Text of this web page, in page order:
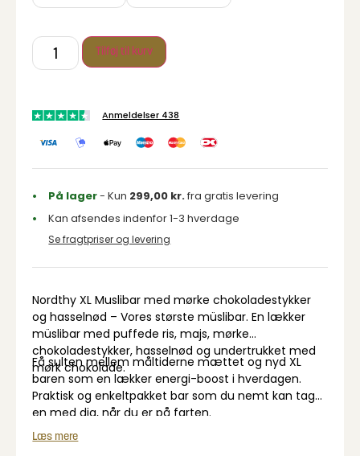
Tilføj til kurv
Anmeldelser 438
På lager- Kun 299,00 kr.fra gratis levering
Kan afsendes indenfor 1-3 hverdage
Se fragtpriser og levering
Nordthy XL Muslibar med mørke chokoladestykker
og hasselnød – Vores største müslibar. En lækker
müslibar med puffede ris, majs, mørke
chokoladestykker, hasselnød og undertrukket med
mørk chokolade.
Få sulten mellem måltiderne mættet og nyd XL
baren som en lækker energi-boost i hverdagen.
Praktisk og enkeltpakket bar som du nemt kan tage
en med dig, når du er på farten.
Læs mere